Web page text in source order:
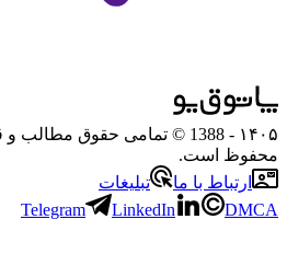
۱۴۰۵
- 1388 © تمامی حقوق مطالب
محفوظ است.
ارتباط با ما
تبلیغات
Telegram
LinkedIn DMCA